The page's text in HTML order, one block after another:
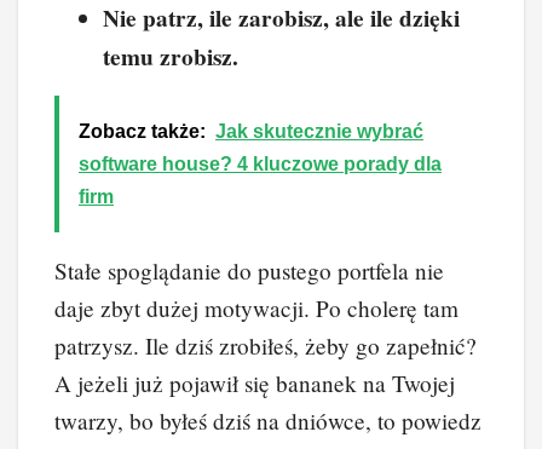
Nie patrz, ile zarobisz, ale ile dzięki
temu zrobisz.
Zobacz także: Jak skutecznie wybrać
software house? 4 kluczowe porady dla
firm
Stałe spoglądanie do pustego portfela nie
daje zbyt dużej motywacji. Po cholerę tam
patrzysz. Ile dziś zrobiłeś, żeby go zapełnić?
A jeżeli już pojawił się bananek na Twojej
twarzy, bo byłeś dziś na dniówce, to powiedz